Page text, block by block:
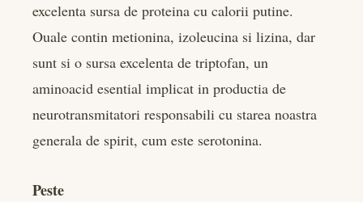
excelenta sursa de proteina cu calorii putine.
Ouale contin metionina, izoleucina si lizina, dar
sunt si o sursa excelenta de triptofan, un
aminoacid esential implicat in productia de
neurotransmitatori responsabili cu starea noastra
generala de spirit, cum este serotonina.
Peste